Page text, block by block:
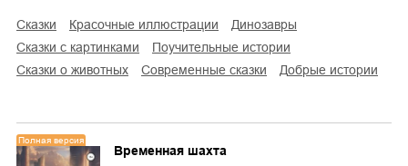
сказки красочные иллюстрации
динозавры
сказки с картинками
поучительные истории
сказки о животных
современные сказки добрые истории
Полная версия
Временная шахта